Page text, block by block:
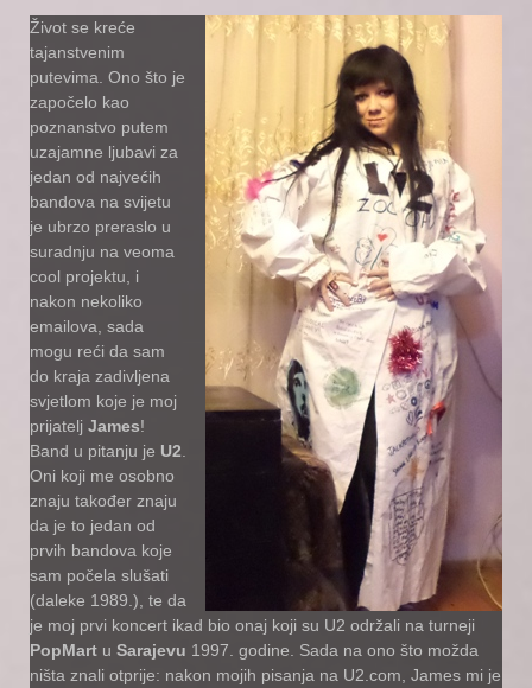
Život se kreće
tajanstvenim
putevima. Ono što je
započelo kao
poznanstvo putem
uzajamne ljubavi za
jedan od najvećih
bandova na svijetu
je ubrzo preraslo u
suradnju na veoma
cool projektu, i
nakon nekoliko
emailova, sada
mogu reći da sam
do kraja zadivljena
svjetlom koje je moj
prijatelj James!
Band u pitanju je U2
Oni koji me osobno
znaju također znaju
da je to jedan od
prvih bandova koje
sam počela slušati
(daleke 1989.), te da
je moj prvi koncert ikad bio onaj koji su U2 održali na turneji
PopMart u Sarajevu 1997. godine. Sada na ono što možda
ništa znali otprije: nakon mojih pisanja na U2.com, James mi je